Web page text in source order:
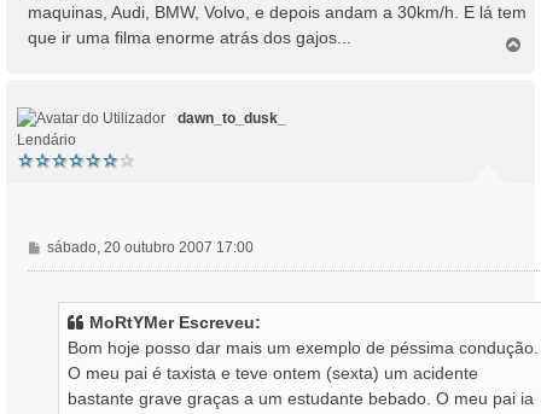
maquinas, Audi, BMW, Volvo, e depois andam a 30km/h. E lá tem
que ir uma filma enorme atrás dos gajos...
dawn_to_dusk_
Lendário
M
e
sábado, 20 outubro 2007 17:00
MoRtYMer Escreveu:
Bom hoje posso dar mais um exemplo de péssima condução.
O meu pai é taxista e teve ontem (sexta) um acidente
bastante grave graças a um estudante bebado. O meu pai ia